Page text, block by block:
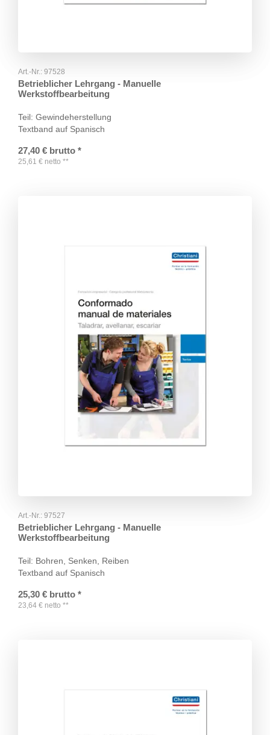
Art.-Nr.: 97528
Betrieblicher Lehrgang - Manuelle
Werkstoffbearbeitung
Teil: Gewindeherstellung
Textband auf Spanisch
27,40 € brutto *
25,61 € netto **
Art.-Nr.: 97527
Betrieblicher Lehrgang - Manuelle
Werkstoffbearbeitung
Teil: Bohren, Senken, Reiben
Textband auf Spanisch
25,30 € brutto *
23,64 € netto **